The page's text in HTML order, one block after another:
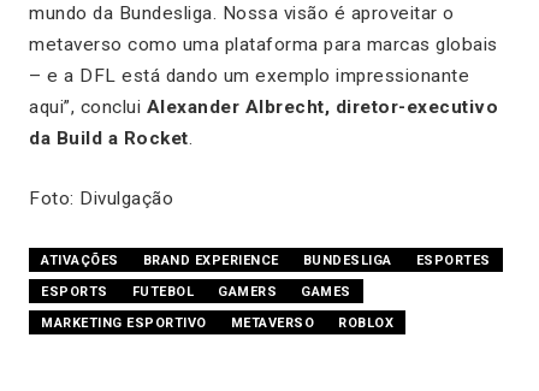
mundo da Bundesliga. Nossa visão é aproveitar o
metaverso como uma plataforma para marcas globais
– e a DFL está dando um exemplo impressionante
aqui”, conclui Alexander Albrecht, diretor-executivo
da Build a Rocket.
Foto: Divulgação
ATIVAÇÕES BRAND EXPERIENCE BUNDESLIGA
ESPORTES
ESPORTS
FUTEBOL GAMERS
GAMES
MARKETING ESPORTIVO
METAVERSO ROBLOX